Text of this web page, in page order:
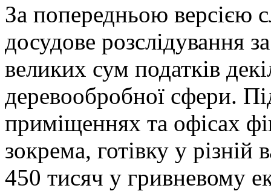
За попередньою версією
досудове розслідування
великих сум податків
деревообробної сфери.
приміщеннях та офісах
зокрема, готівку у
450 тисяч у гривневому